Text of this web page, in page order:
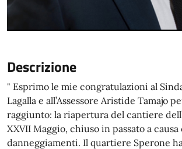
Descrizione
" Esprimo le mie congratulazioni al
Lagalla e all’Assessore Aristide Tamajo
raggiunto: la riapertura del cantiere
XXVII Maggio, chiuso in passato a
danneggiamenti. Il quartiere Sperone